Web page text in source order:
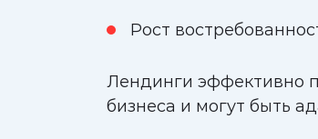
Рост
Лендинги эффективно
бизнеса и могут быть